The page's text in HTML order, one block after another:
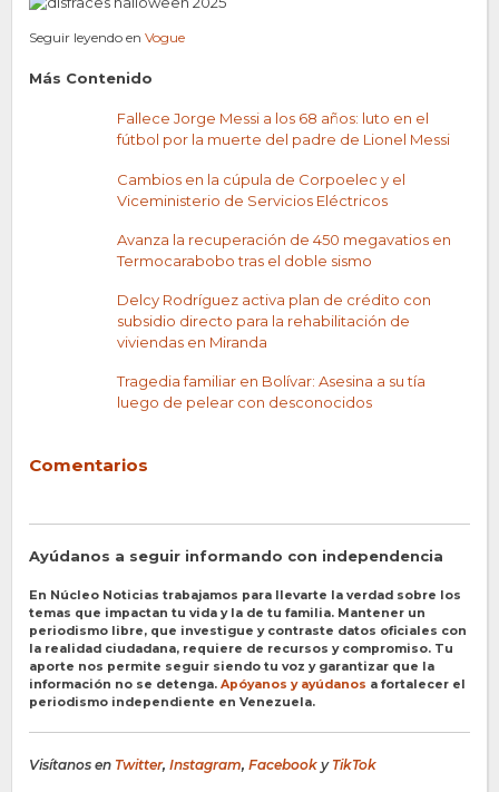
Seguir leyendo en Vogue
Más Contenido
Fallece Jorge Messi a los 68 años: luto en el
fútbol por la muerte del padre de Lionel Messi
Cambios en la cúpula de Corpoelec y el
Viceministerio de Servicios Eléctricos
Avanza la recuperación de 450 megavatios en
Termocarabobo tras el doble sismo
Delcy Rodríguez activa plan de crédito con
subsidio directo para la rehabilitación de
viviendas en Miranda
Tragedia familiar en Bolívar: Asesina a su tía
luego de pelear con desconocidos
Comentarios
Ayúdanos a seguir informando con independencia
En Núcleo Noticias trabajamos para llevarte la verdad sobre los
temas que impactan tu vida y la de tu familia. Mantener un
periodismo libre, que investigue y contraste datos oficiales con
la realidad ciudadana, requiere de recursos y compromiso. Tu
aporte nos permite seguir siendo tu voz y garantizar que la
información no se detenga. Apóyanos y ayúdanos a fortalecer el
periodismo independiente en Venezuela.
Visítanos en Twitter, Instagram, Facebook y TikTok